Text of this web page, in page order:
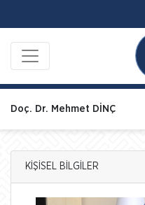
Doç. Dr. Mehmet DİNÇ
KİŞİSEL BİLGİLER